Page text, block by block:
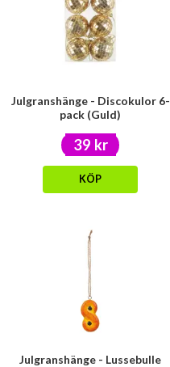
Julgranshänge - Discokulor 6-
pack (Guld)
39 kr
KÖP
Julgranshänge - Lussebulle